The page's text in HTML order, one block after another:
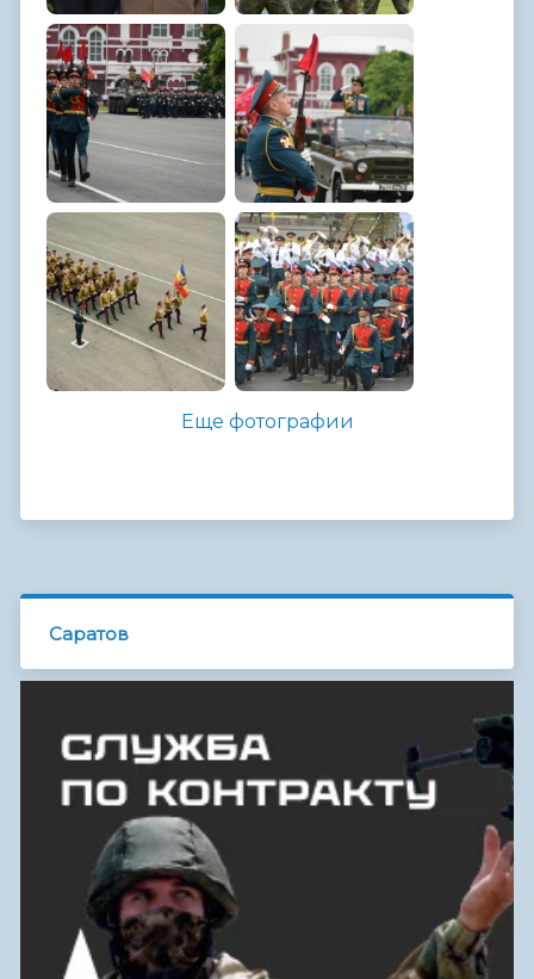
Еще фотографии
Саратов